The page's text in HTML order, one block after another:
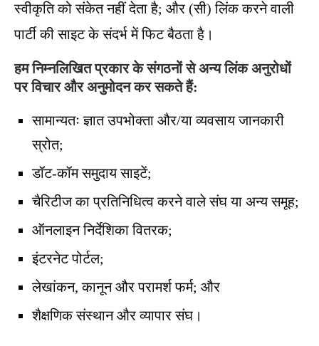
स्वीकृति को संकेत नहीं देता है; और (सी) लिंक करने वाली
पार्टी की साइट के संदर्भ में फिट बैठता है।
हम निम्नलिखित प्रकार के संगठनों से अन्य लिंक अनुरोधों
पर विचार और अनुमोदन कर सकते हैं:
सामान्यतः ज्ञात उपभोक्ता और/या व्यवसाय जानकारी
स्रोत;
डॉट-कॉम समुदाय साइटें;
चैरिटीज का प्रतिनिधित्व करने वाले संघ या अन्य समूह;
ऑनलाइन निर्देशिका वितरक;
इंटरनेट पोर्टल;
लेखांकन, कानून और परामर्श फर्म; और
शैक्षणिक संस्थान और व्यापार संघ।